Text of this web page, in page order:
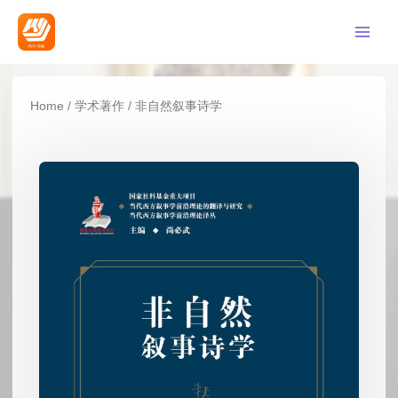
Home / 学术著作 / 非自然叙事诗学